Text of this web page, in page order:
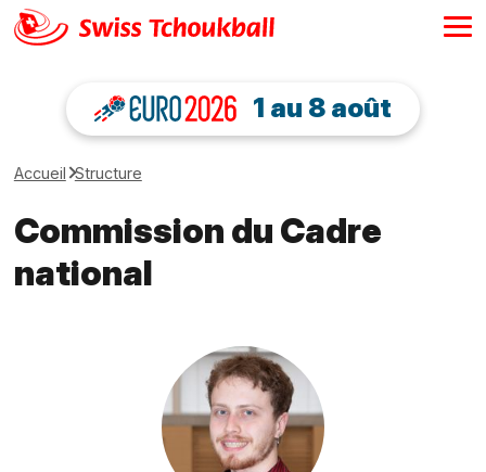
1 au 8 août
Accueil Structure
Commission du Cadre
national